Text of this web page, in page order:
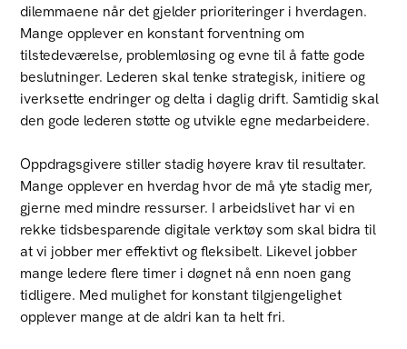
dilemmaene når det gjelder prioriteringer i hverdagen.
Mange opplever en konstant forventning om
tilstedeværelse, problemløsing og evne til å fatte gode
beslutninger. Lederen skal tenke strategisk, initiere og
iverksette endringer og delta i daglig drift. Samtidig skal
den gode lederen støtte og utvikle egne medarbeidere.
Oppdragsgivere stiller stadig høyere krav til resultater.
Mange opplever en hverdag hvor de må yte stadig mer,
gjerne med mindre ressurser. I arbeidslivet har vi en
rekke tidsbesparende digitale verktøy som skal bidra til
at vi jobber mer effektivt og fleksibelt. Likevel jobber
mange ledere flere timer i døgnet nå enn noen gang
tidligere. Med mulighet for konstant tilgjengelighet
opplever mange at de aldri kan ta helt fri.